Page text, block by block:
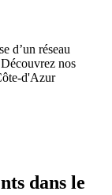
d’un réseau
nos
d'Azur
dans le